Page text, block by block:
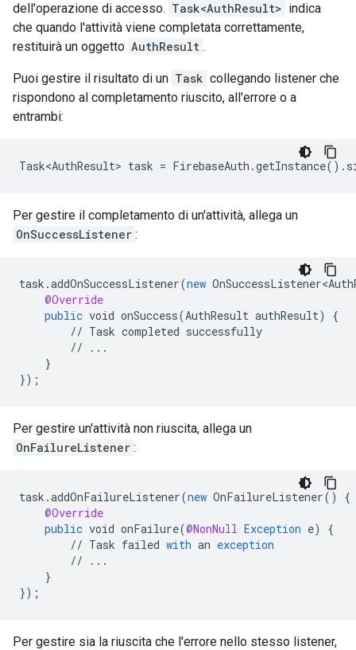
dell'operazione di accesso. Task<AuthResult> indica
che quando l'attività viene completata correttamente,
restituirà un oggetto AuthResult .
Puoi gestire il risultato di un Task collegando listener che
rispondono al completamento riuscito, all'errore o a
entrambi:
Task<AuthResult> task =
Per gestire il completamento di un'attività, allega un
OnSuccessListener :
task .addOnSuccessListener(new
@Override
public void onSuccess(AuthResult authResult)
{
// Task completed successfully
//
...
}
});
Per gestire un'attività non riuscita, allega un
OnFailureListener :
task .addOnFailureListener(new OnFailureListener()
{
@Override
public void onFailure(@NonNull Exception e)
{
// Task failed with an exception
//
...
}
});
Per gestire sia la riuscita che l'errore nello stesso listener,